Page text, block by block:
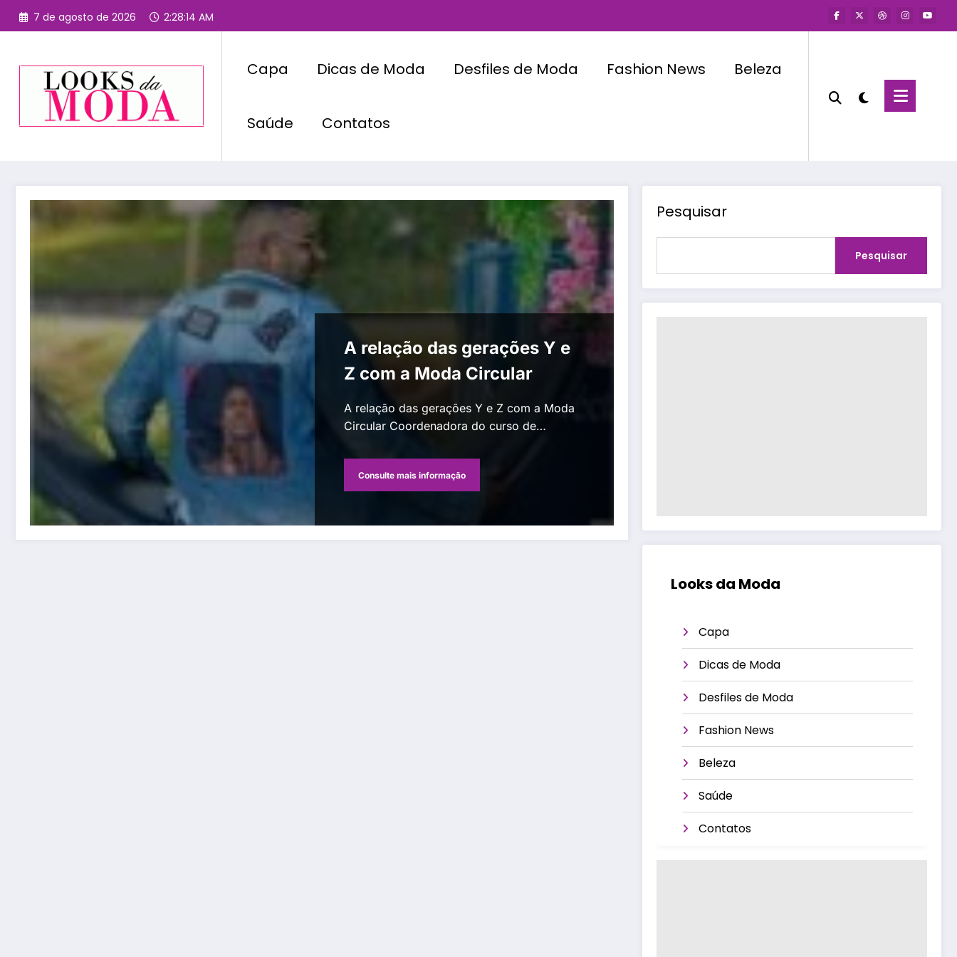
Pular
para
conteúdo
7 de agosto de 2026 2:28:14 AM
Capa Dicas de Moda Desfiles de Moda Fashion News Beleza
Saúde Contatos
A relação das gerações Y e
Z com a Moda Circular
A relação das gerações Y e Z com a Moda
Circular Coordenadora do curso de…
Consulte mais informação
Pesquisar
Pesquisar
Looks da Moda
Capa
Dicas de Moda
Desfiles de Moda
Fashion News
Beleza
Saúde
Contatos